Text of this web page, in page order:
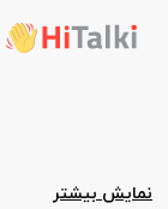
نمایش بیشتر